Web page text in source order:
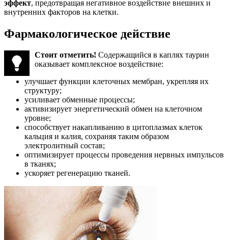
эффект, предотвращая негативное воздействие внешних и
внутренних факторов на клетки.
Фармакологическое действие
Стоит отметить! Содержащийся в каплях таурин
оказывает комплексное воздействие:
улучшает функции клеточных мембран, укрепляя их
структуру;
усиливает обменные процессы;
активизирует энергетический обмен на клеточном
уровне;
способствует накапливанию в цитоплазмах клеток
кальция и калия, сохраняя таким образом
электролитный состав;
оптимизирует процессы проведения нервных импульсов
в тканях;
ускоряет регенерацию тканей.